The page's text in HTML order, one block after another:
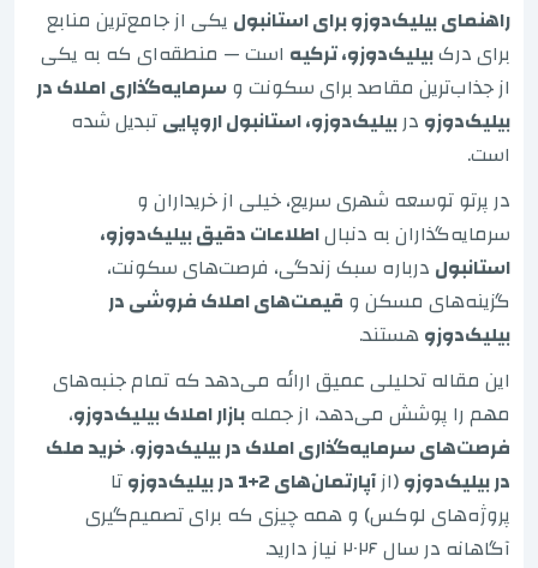
راهنمای بیلیک‌دوزو برای استانبول یکی از جامع‌ترین منابع
برای درکبیلیک‌دوزو، ترکیه است — منطقه‌ای که به یکی
از جذاب‌ترین مقاصد برای سکونت وسرمایه‌گذاری املاک در
بیلیک‌دوزو دربیلیک‌دوزو، استانبول اروپاییتبدیل شده
است.
در پرتو توسعه شهری سریع، خیلی از خریداران و
سرمایه‌گذاران به دنبالاطلاعات دقیق بیلیک‌دوزو،
استانبول درباره سبک زندگی، فرصت‌های سکونت،
گزینه‌های مسکن و قیمت‌های املاک فروشی در
بیلیک‌دوزوهستند.
این مقاله تحلیلی عمیق ارائه می‌دهد که تمام جنبه‌های
مهم را پوشش می‌دهد، از جملهبازار املاک بیلیک‌دوزو،
فرصت‌های سرمایه‌گذاری املاک در بیلیک‌دوزو،خرید ملک
در بیلیک‌دوزو(ازآپارتمان‌های 2+1 در بیلیک‌دوزو
تا
پروژه‌های لوکس) و همه چیزی که برای تصمیم‌گیری
آگاهانه در سال ۲۰۲۶ نیاز دارید.